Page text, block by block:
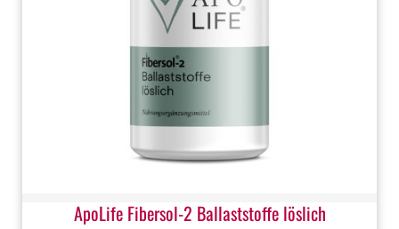
ApoLife Fibersol-2 Ballaststoffe löslich